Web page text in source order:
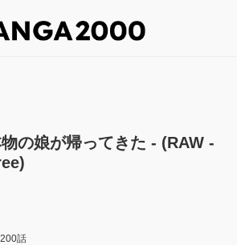
の娘が帰ってきた - (RAW -
話